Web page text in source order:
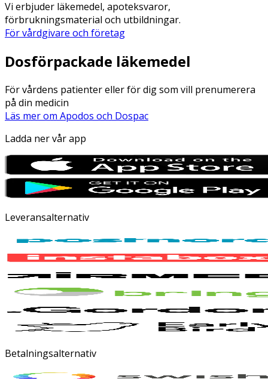
Vi erbjuder läkemedel, apoteksvaror,
förbrukningsmaterial och utbildningar.
För vårdgivare och företag
Dosförpackade läkemedel
För vårdens patienter eller för dig som vill prenumerera
på din medicin
Läs mer om Apodos och Dospac
Ladda ner vår app
Leveransalternativ
Betalningsalternativ